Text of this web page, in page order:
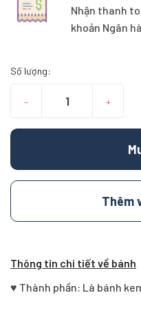
Nhận thanh
khoản Ngân
Số lượng:
– +
Thêm
Thông tin chi tiết về bánh
♥ Thành phần: Là bánh